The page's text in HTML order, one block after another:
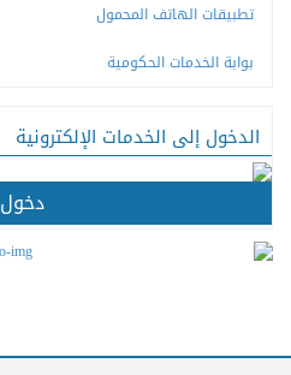
تطبيقات الهاتف المحمول
بوابة الخدمات الحكومية
الدخول إلى الخدمات الإلكترونية
دخول